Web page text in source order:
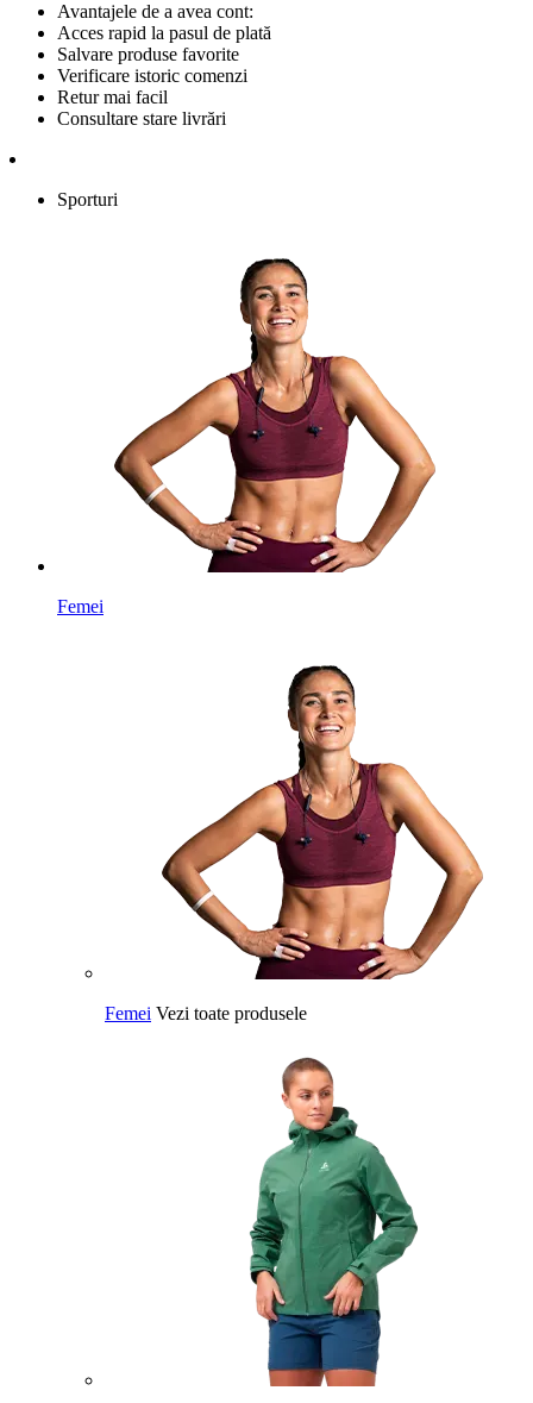
Avantajele de a avea cont:
Acces rapid la pasul de plată
Salvare produse favorite
Verificare istoric comenzi
Retur mai facil
Consultare stare livrări
Sporturi
Femei
Femei Vezi toate produsele